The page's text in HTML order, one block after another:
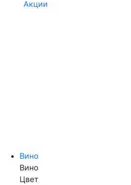
Акции
Вино
Вино
Цвет